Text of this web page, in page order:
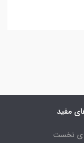
مفید
ی نخست